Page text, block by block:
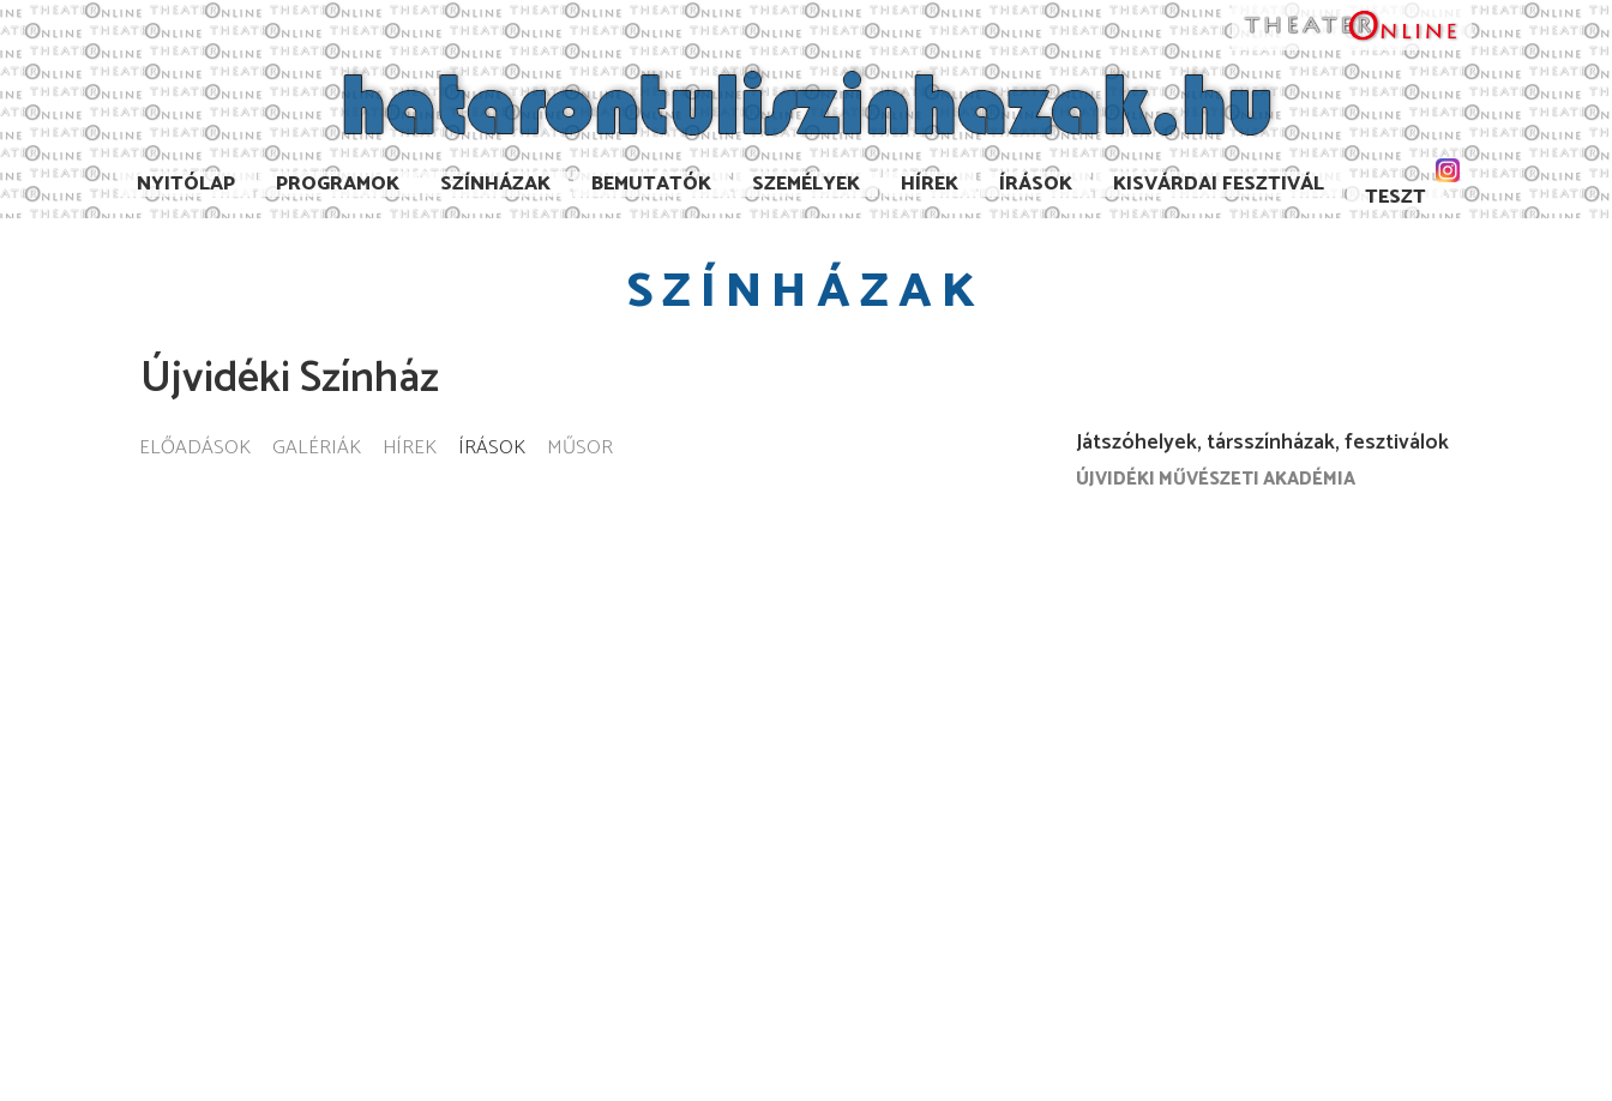
NYITÓLAP PROGRAMOK SZÍNHÁZAK BEMUTATÓK SZEMÉLYEK HÍREK ÍRÁSOK KISVÁRDAI FESZTIVÁL TESZT
SZÍNHÁZAK
Újvidéki Színház
ELŐADÁSOK GALÉRIÁK HÍREK ÍRÁSOK MŰSOR Játszóhelyek, társszínházak, fesztiválok
ÚJVIDÉKI MŰVÉSZETI AKADÉMIA